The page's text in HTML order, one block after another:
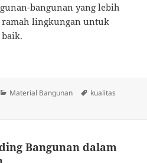
bangunan yang lebih
ramah lingkungan untuk
Categories
Material Bangunan Tags
kualitas
Bangunan dalam